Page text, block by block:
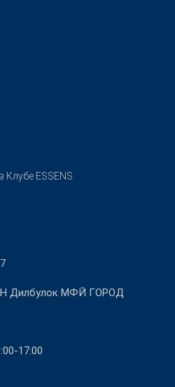
Клубе ESSENS
Дилбулок МФЙ ГОРОД
17:00